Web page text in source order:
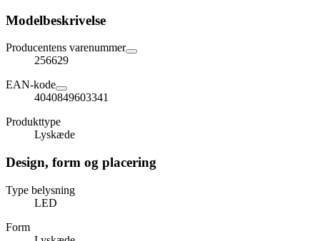
Modelbeskrivelse
Producentens varenummer
256629
EAN-kode
4040849603341
Produkttype
Lyskæde
Design, form og placering
Type belysning
LED
Form